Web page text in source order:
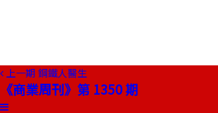
上一期 鋼鐵人醫生
《商業周刊》第 1350 期